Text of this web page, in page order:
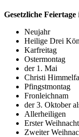
Gesetzliche Feiertage
Neujahr
Heilige Drei
Karfreitag
Ostermontag
der 1. Mai
Christi
Pfingstmontag
Fronleichnam
der 3. Oktober
Allerheiligen
Erster
Zweiter